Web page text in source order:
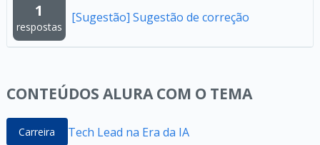
1
respostas
[Sugestão] Sugestão de correção
CONTEÚDOS ALURA COM O TEMA
Carreira Tech Lead na Era da IA